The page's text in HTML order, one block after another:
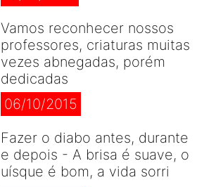
Vamos reconhecer nossos
professores, criaturas muitas
vezes abnegadas, porém
dedicadas
06/10/2015
Fazer o diabo antes, durante
e depois - A brisa é suave, o
uísque é bom, a vida sorri